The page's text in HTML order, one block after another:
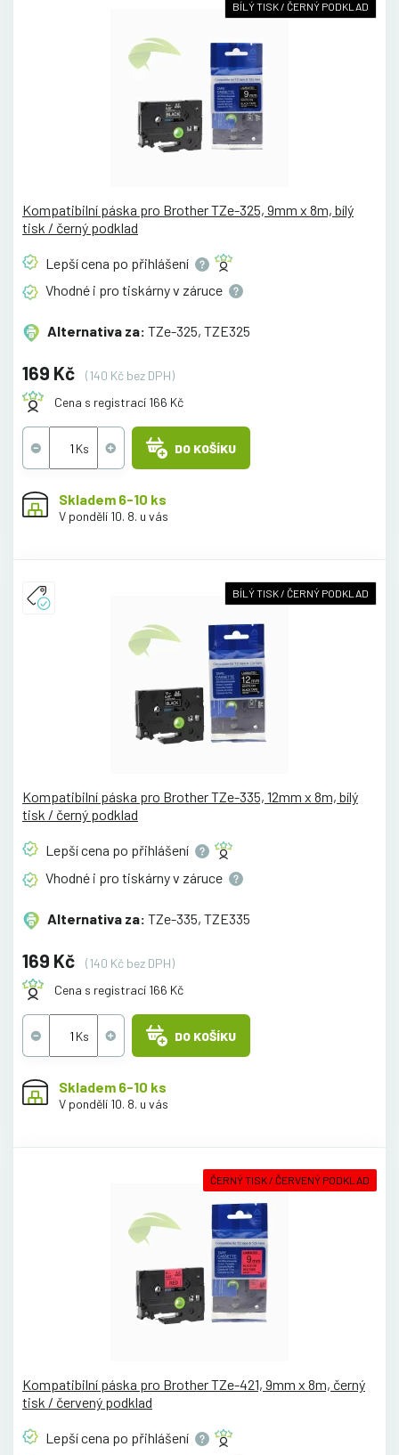
BÍLÝ TISK / ČERNÝ PODKLAD
Kompatibilní páska pro Brother TZe-325, 9mm x 8m, bílý
tisk / černý podklad
Lepší cena po přihlášení
Vhodné i pro tiskárny v záruce
Alternativa za: TZe-325, TZE325
169 Kč
(140 Kč bez DPH)
Cena s registrací 166 Kč
DO KOŠÍKU
Skladem 6-10 ks
V pondělí 10. 8. u vás
BÍLÝ TISK / ČERNÝ PODKLAD
Kompatibilní páska pro Brother TZe-335, 12mm x 8m, bílý
tisk / černý podklad
Lepší cena po přihlášení
Vhodné i pro tiskárny v záruce
Alternativa za: TZe-335, TZE335
169 Kč
(140 Kč bez DPH)
Cena s registrací 166 Kč
DO KOŠÍKU
Skladem 6-10 ks
V pondělí 10. 8. u vás
ČERNÝ TISK / ČERVENÝ PODKLAD
Kompatibilní páska pro Brother TZe-421, 9mm x 8m, černý
tisk / červený podklad
Lepší cena po přihlášení